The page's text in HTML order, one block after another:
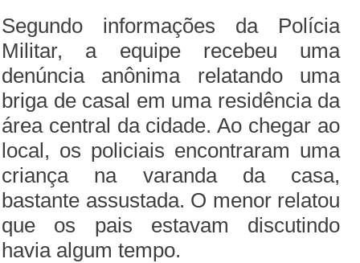
Segundo informações da Polícia
Militar, a equipe recebeu uma
denúncia anônima relatando uma
briga de casal em uma residência da
área central da cidade. Ao chegar ao
local, os policiais encontraram uma
criança na varanda da casa,
bastante assustada. O menor relatou
que os pais estavam discutindo
havia algum tempo.